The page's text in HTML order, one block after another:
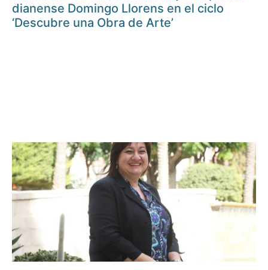
dianense Domingo Llorens en el ciclo
‘Descubre una Obra de Arte’